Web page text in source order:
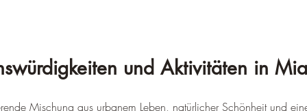
und Aktivitäten in
Mischung aus urbanem Leben, natürlicher Schönheit und